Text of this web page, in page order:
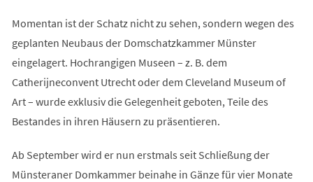
Momentan ist der Schatz nicht zu sehen, sondern wegen des
geplanten Neubaus der Domschatzkammer Münster
eingelagert. Hochrangigen Museen – z. B. dem
Catherijneconvent Utrecht oder dem Cleveland Museum of
Art – wurde exklusiv die Gelegenheit geboten, Teile des
Bestandes in ihren Häusern zu präsentieren.
Ab September wird er nun erstmals seit Schließung der
Münsteraner Domkammer beinahe in Gänze für vier Monate